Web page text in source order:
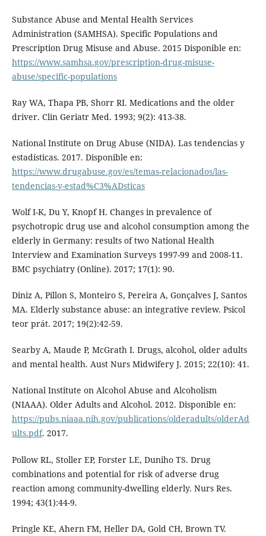
Substance Abuse and Mental Health Services
Administration (SAMHSA). Specific Populations and
Prescription Drug Misuse and Abuse. 2015 Disponible en:
https://www.samhsa.gov/prescription-drug-misuse-
abuse/specific-populations
Ray WA, Thapa PB, Shorr RI. Medications and the older
driver. Clin Geriatr Med. 1993; 9(2): 413-38.
National Institute on Drug Abuse (NIDA). Las tendencias y
estadísticas. 2017. Disponible en:
https://www.drugabuse.gov/es/temas-relacionados/las-
tendencias-y-estad%C3%ADsticas
Wolf I-K, Du Y, Knopf H. Changes in prevalence of
psychotropic drug use and alcohol consumption among the
elderly in Germany: results of two National Health
Interview and Examination Surveys 1997-99 and 2008-11.
BMC psychiatry (Online). 2017; 17(1): 90.
Diniz A, Pillon S, Monteiro S, Pereira A, Gonçalves J, Santos
MA. Elderly substance abuse: an integrative review. Psicol
teor prát. 2017; 19(2):42-59.
Searby A, Maude P, McGrath I. Drugs, alcohol, older adults
and mental health. Aust Nurs Midwifery J. 2015; 22(10): 41.
National Institute on Alcohol Abuse and Alcoholism
(NIAAA). Older Adults and Alcohol. 2012. Disponible en:
https://pubs.niaaa.nih.gov/publications/olderadults/olderAd
ults.pdf. 2017.
Pollow RL, Stoller EP, Forster LE, Duniho TS. Drug
combinations and potential for risk of adverse drug
reaction among community-dwelling elderly. Nurs Res.
1994; 43(1):44-9.
Pringle KE, Ahern FM, Heller DA, Gold CH, Brown TV.